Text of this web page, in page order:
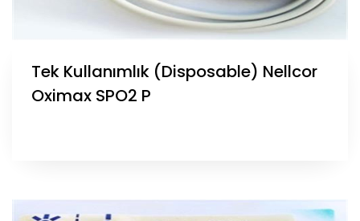
Tek Kullanımlık (Disposable) Nellcor
Oximax SPO2 P